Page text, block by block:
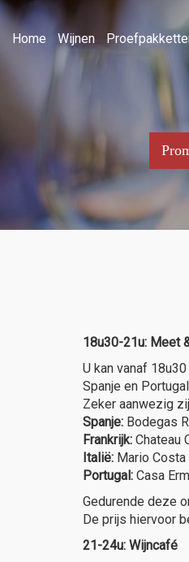
Home Wijnen
18u30-21u: Meet
U kan vanaf
Spanje en
Zeker aanwezig
Spanje: Bodegas
Frankrijk: Chateau
Italië: Mario
Portugal: Casa
Gedurende deze
De prijs hiervoor
21-24u: Wijncafé